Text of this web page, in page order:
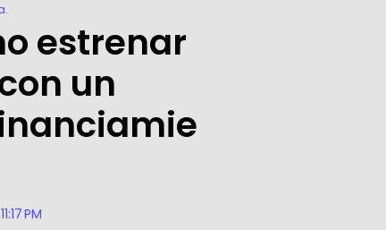
estrenar
un
PM